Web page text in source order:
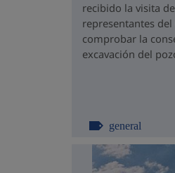
recibido la visita
representantes
comprobar la
excavación del
general